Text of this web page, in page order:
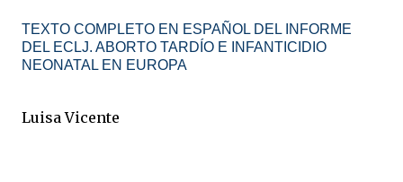
TEXTO COMPLETO EN ESPAÑOL DEL INFORME
DEL ECLJ. ABORTO TARDÍO E INFANTICIDIO
NEONATAL EN EUROPA
Luisa Vicente